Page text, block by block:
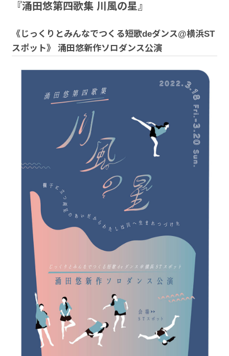
『涌田悠第四歌集 川風の星』
《じっくりとみんなでつくる短歌deダンス@横浜ST
スポット》 涌田悠新作ソロダンス公演